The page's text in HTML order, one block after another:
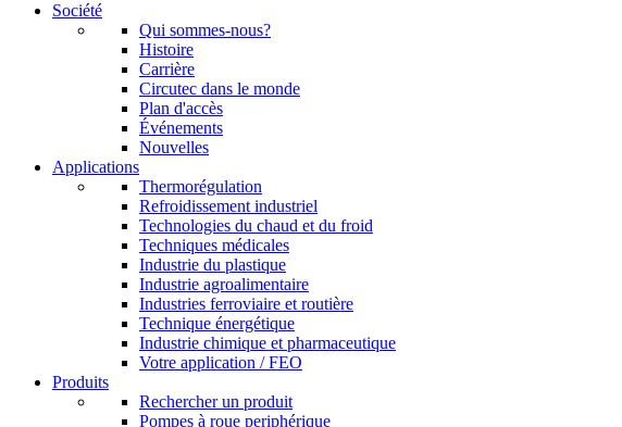
Société
Qui sommes-nous?
Histoire
Carrière
Circutec dans le monde
Plan d'accès
Événements
Nouvelles
Applications
Thermorégulation
Refroidissement industriel
Technologies du chaud et du froid
Techniques médicales
Industrie du plastique
Industrie agroalimentaire
Industries ferroviaire et routière
Technique énergétique
Industrie chimique et pharmaceutique
Votre application / FEO
Produits
Rechercher un produit
Pompes à roue periphérique